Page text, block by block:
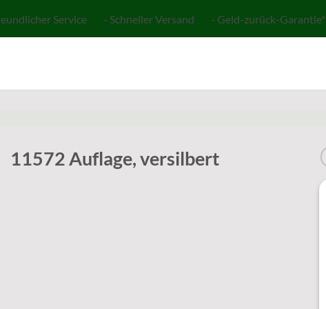
Service - Schneller Versand - Geld-zurück-Garantie*
11572 Auflage, versilbert